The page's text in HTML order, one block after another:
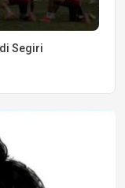
Segiri